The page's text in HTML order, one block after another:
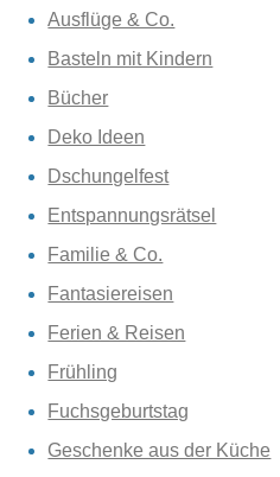
Ausflüge & Co.
Basteln mit Kindern
Bücher
Deko Ideen
Dschungelfest
Entspannungsrätsel
Familie & Co.
Fantasiereisen
Ferien & Reisen
Frühling
Fuchsgeburtstag
Geschenke aus der Küche